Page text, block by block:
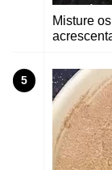
Misture
5